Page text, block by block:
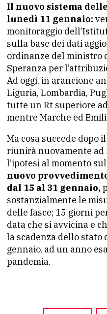
Il nuovo sistema
lunedì 11 gennaio:
monitoraggio
sulla base dei dati
ordinanze del ministro
Speranza per
Ad oggi, in arancione
Liguria, Lombardia,
tutte un Rt superiore
mentre Marche ed
Ma cosa succede dopo
riunirà nuovamente ad
l’ipotesi al momento
nuovo
dal 15 al 31 gennaio,
sostanzialmente le
delle fasce; 15 giorni
data che si avvicina e
la scadenza dello stato
gennaio, ad un anno
pandemia.